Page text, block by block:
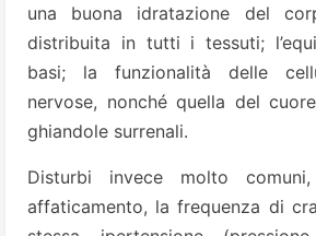
una buona idratazione del
distribuita in tutti i tessuti;
basi; la funzionalità delle
nervose, nonché quella del
ghiandole surrenali.
Disturbi invece molto
affaticamento, la frequenza di